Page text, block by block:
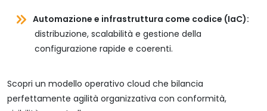
Automazione e infrastruttura come codice (IaC):
distribuzione, scalabilità e gestione della
configurazione rapide e coerenti.
Scopri un modello operativo cloud che bilancia
perfettamente agilità organizzativa con conformità,